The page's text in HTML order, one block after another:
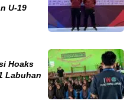
U-19
Hoaks
Labuhan